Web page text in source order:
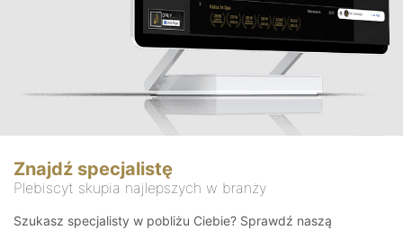
Znajdź specjalistę
Plebiscyt skupia najlepszych w branży
Szukasz specjalisty w pobliżu Ciebie? Sprawdź naszą